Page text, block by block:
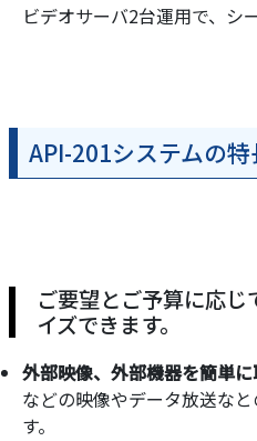
ビデオサーバ2台運用で、シ
API-201システムの特
ご要望とご予算に応
イズできます。
外部映像、外部機器を簡単
などの映像やデータ放送な
す。